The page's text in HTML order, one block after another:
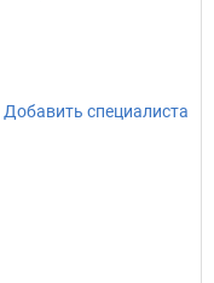
Добавить специалиста